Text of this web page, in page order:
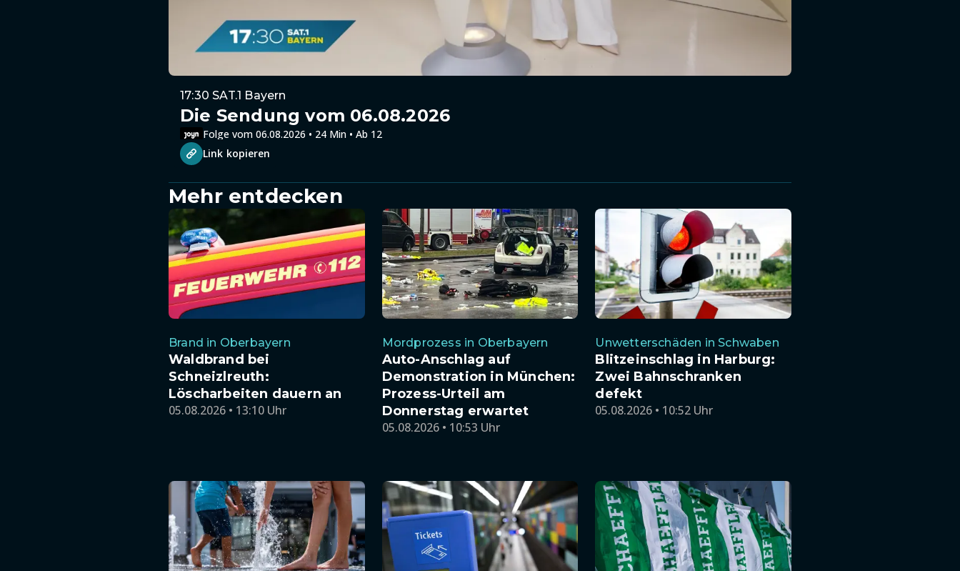
17:30 SAT.1 Bayern
Die Sendung vom 06.08.2026
Folge vom 06.08.2026 • 24 Min • Ab 12
Link kopieren
Mehr entdecken
Brand in Oberbayern
Waldbrand bei
Schneizlreuth:
Löscharbeiten dauern an
05.08.2026 • 13:10 Uhr
Mordprozess in Oberbayern
Auto-Anschlag auf
Demonstration in München:
Prozess-Urteil am
Donnerstag erwartet
05.08.2026 • 10:53 Uhr
Unwetterschäden in Schwaben
Blitzeinschlag in Harburg:
Zwei Bahnschranken
defekt
05.08.2026 • 10:52 Uhr